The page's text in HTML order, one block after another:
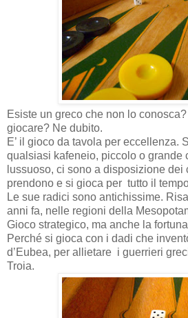
Esiste un greco che non lo
giocare? Ne dubito.
E’ il gioco da tavola per eccellenza.
qualsiasi kafeneio, piccolo o grande
lussuoso, ci sono a disposizione dei
prendono e si gioca per tutto il
Le sue radici sono antichissime.
anni fa, nelle regioni della
Gioco strategico, ma anche la
Perché si gioca con i dadi che
d’Eubea, per allietare i guerrieri
Troia.